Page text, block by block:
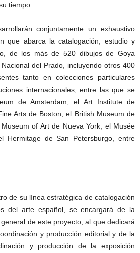
tiempo.
conjuntamente un exhaustivo
que abarca la catalogación, estudio y
de los más de 520 dibujos de Goya
del Prado, incluyendo otros 400
tanto en colecciones particulares
internacionales, entre las que se
de Amsterdam, el Art Institute de
Arts de Boston, el British Museum de
of Art de Nueva York, el Musée
de San Petersburgo, entre
de su línea estratégica de catalogación
del arte español, se encargará de la
de este proyecto, al que dedicará
y producción editorial y de la
y producción de la exposición